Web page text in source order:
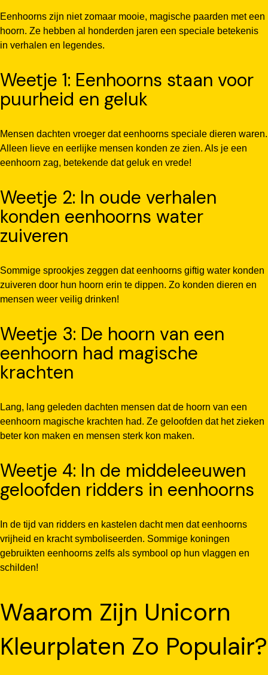
Eenhoorns zijn niet zomaar mooie, magische paarden met een
hoorn. Ze hebben al honderden jaren een speciale betekenis
in verhalen en legendes.
Weetje 1: Eenhoorns staan voor
puurheid en geluk
Mensen dachten vroeger dat eenhoorns speciale dieren waren.
Alleen lieve en eerlijke mensen konden ze zien. Als je een
eenhoorn zag, betekende dat geluk en vrede!
Weetje 2: In oude verhalen
konden eenhoorns water
zuiveren
Sommige sprookjes zeggen dat eenhoorns giftig water konden
zuiveren door hun hoorn erin te dippen. Zo konden dieren en
mensen weer veilig drinken!
Weetje 3: De hoorn van een
eenhoorn had magische
krachten
Lang, lang geleden dachten mensen dat de hoorn van een
eenhoorn magische krachten had. Ze geloofden dat het zieken
beter kon maken en mensen sterk kon maken.
Weetje 4: In de middeleeuwen
geloofden ridders in eenhoorns
In de tijd van ridders en kastelen dacht men dat eenhoorns
vrijheid en kracht symboliseerden. Sommige koningen
gebruikten eenhoorns zelfs als symbool op hun vlaggen en
schilden!
Waarom Zijn Unicorn
Kleurplaten Zo Populair?